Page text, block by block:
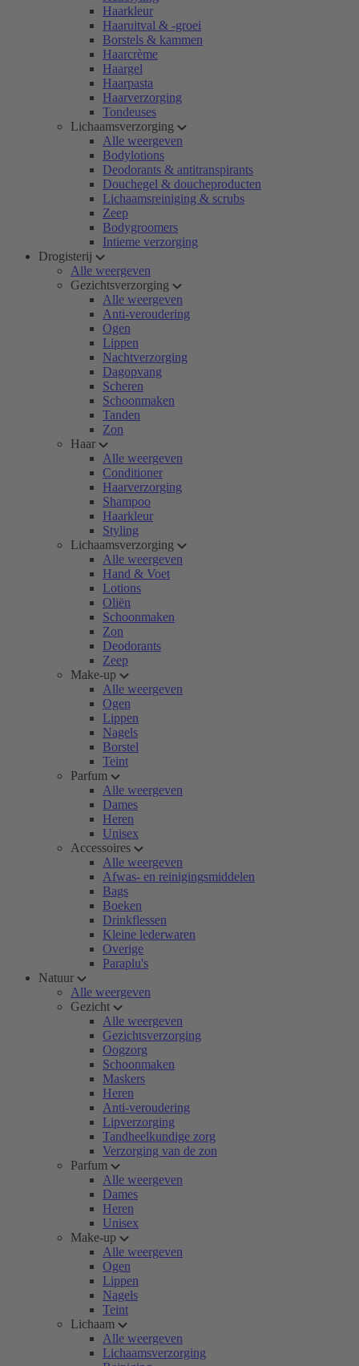
Haarkleur
Haaruitval & -groei
Borstels & kammen
Haarcrème
Haargel
Haarpasta
Haarverzorging
Tondeuses
Lichaamsverzorging
Alle weergeven
Bodylotions
Deodorants & antitranspirants
Douchegel & doucheproducten
Lichaamsreiniging & scrubs
Zeep
Bodygroomers
Intieme verzorging
Drogisterij
Alle weergeven
Gezichtsverzorging
Alle weergeven
Anti-veroudering
Ogen
Lippen
Nachtverzorging
Dagopvang
Scheren
Schoonmaken
Tanden
Zon
Haar
Alle weergeven
Conditioner
Haarverzorging
Shampoo
Haarkleur
Styling
Lichaamsverzorging
Alle weergeven
Hand & Voet
Lotions
Oliën
Schoonmaken
Zon
Deodorants
Zeep
Make-up
Alle weergeven
Ogen
Lippen
Nagels
Borstel
Teint
Parfum
Alle weergeven
Dames
Heren
Unisex
Accessoires
Alle weergeven
Afwas- en reinigingsmiddelen
Bags
Boeken
Drinkflessen
Kleine lederwaren
Overige
Paraplu's
Natuur
Alle weergeven
Gezicht
Alle weergeven
Gezichtsverzorging
Oogzorg
Schoonmaken
Maskers
Heren
Anti-veroudering
Lipverzorging
Tandheelkundige zorg
Verzorging van de zon
Parfum
Alle weergeven
Dames
Heren
Unisex
Make-up
Alle weergeven
Ogen
Lippen
Nagels
Teint
Lichaam
Alle weergeven
Lichaamsverzorging